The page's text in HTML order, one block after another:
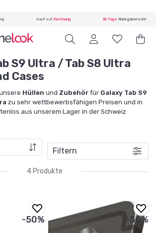
Kauf auf Rechnung 30 TageRückgaberecht
S9 Ultra / Tab S8 Ultra
Cases
Hüllen und Zubehör für Galaxy Tab S9
zu sehr wettbewerbsfähigen Preisen und in
aus unserem Lager in der Schweiz
Filtern
4 Produkte
-50% -50%